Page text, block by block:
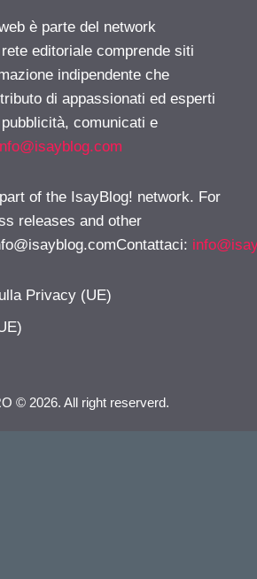
è parte del network
editoriale comprende siti
indipendente che
di appassionati ed esperti
comunicati e
of the IsayBlog! network. For
releases and other
:
Privacy (UE)
© 2026. All right reserverd.